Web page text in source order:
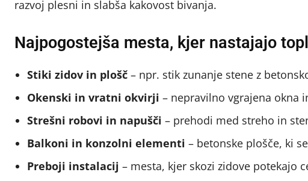
razvoj plesni in slabša kakovost bivanja.
Najpogostejša mesta, kjer nastajajo
Stiki zidov in plošč – npr. stik zunanje stene z
Okenski in vratni okvirji – nepravilno vgrajena okna
Strešni robovi in napušči – prehodi med streho in
Balkoni in konzolni elementi – betonske plošče, ki
Preboji instalacij – mesta, kjer skozi zidove potekajo